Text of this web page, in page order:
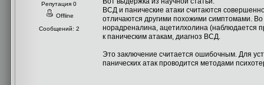
Репутация 0
Offline
Сообщений: 2
ВСД и панические атаки считаются
отличаются другими похожими симптомами.
норадреналина, ацетилхолина (наблюдается
к паническим атакам, диагноз ВСД.
Это заключение считается ошибочным. Для
панических атак проводится методами